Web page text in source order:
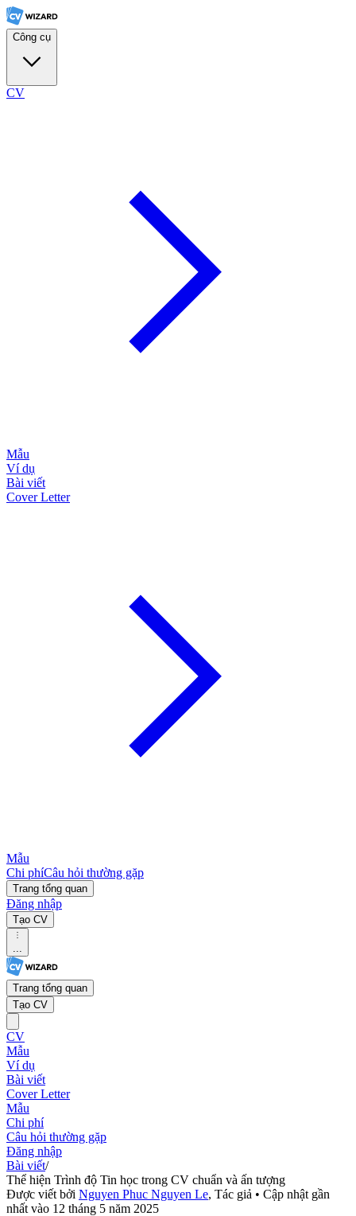
Công cụ
CV
Mẫu
Ví dụ
Bài viết
Cover Letter
Mẫu
Chi phíCâu hỏi thường gặp
Trang tổng quan
Đăng nhập
Tạo CV
...
Trang tổng quan
Tạo CV
CV
Mẫu
Ví dụ
Bài viết
Cover Letter
Mẫu
Chi phí
Câu hỏi thường gặp
Đăng nhập
Bài viết/
Thể hiện Trình độ Tin học trong CV chuẩn và ấn tượng
Được viết bởi Nguyen Phuc Nguyen Le, Tác giả • Cập nhật gần
nhất vào 12 tháng 5 năm 2025